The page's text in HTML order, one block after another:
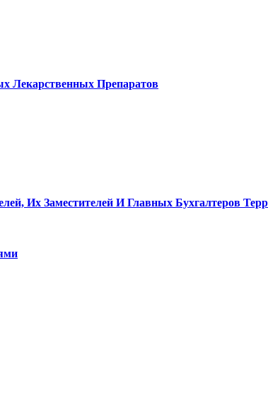
Лекарственных Препаратов
Их Заместителей И Главных Бухгалтеров